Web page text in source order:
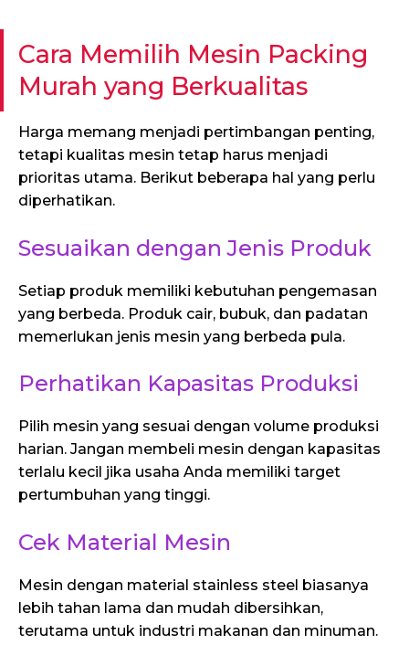
Cara Memilih Mesin Packing
Murah yang Berkualitas
Harga memang menjadi pertimbangan penting,
tetapi kualitas mesin tetap harus menjadi
prioritas utama. Berikut beberapa hal yang perlu
diperhatikan.
Sesuaikan dengan Jenis Produk
Setiap produk memiliki kebutuhan pengemasan
yang berbeda. Produk cair, bubuk, dan padatan
memerlukan jenis mesin yang berbeda pula.
Perhatikan Kapasitas Produksi
Pilih mesin yang sesuai dengan volume produksi
harian. Jangan membeli mesin dengan kapasitas
terlalu kecil jika usaha Anda memiliki target
pertumbuhan yang tinggi.
Cek Material Mesin
Mesin dengan material stainless steel biasanya
lebih tahan lama dan mudah dibersihkan,
terutama untuk industri makanan dan minuman.